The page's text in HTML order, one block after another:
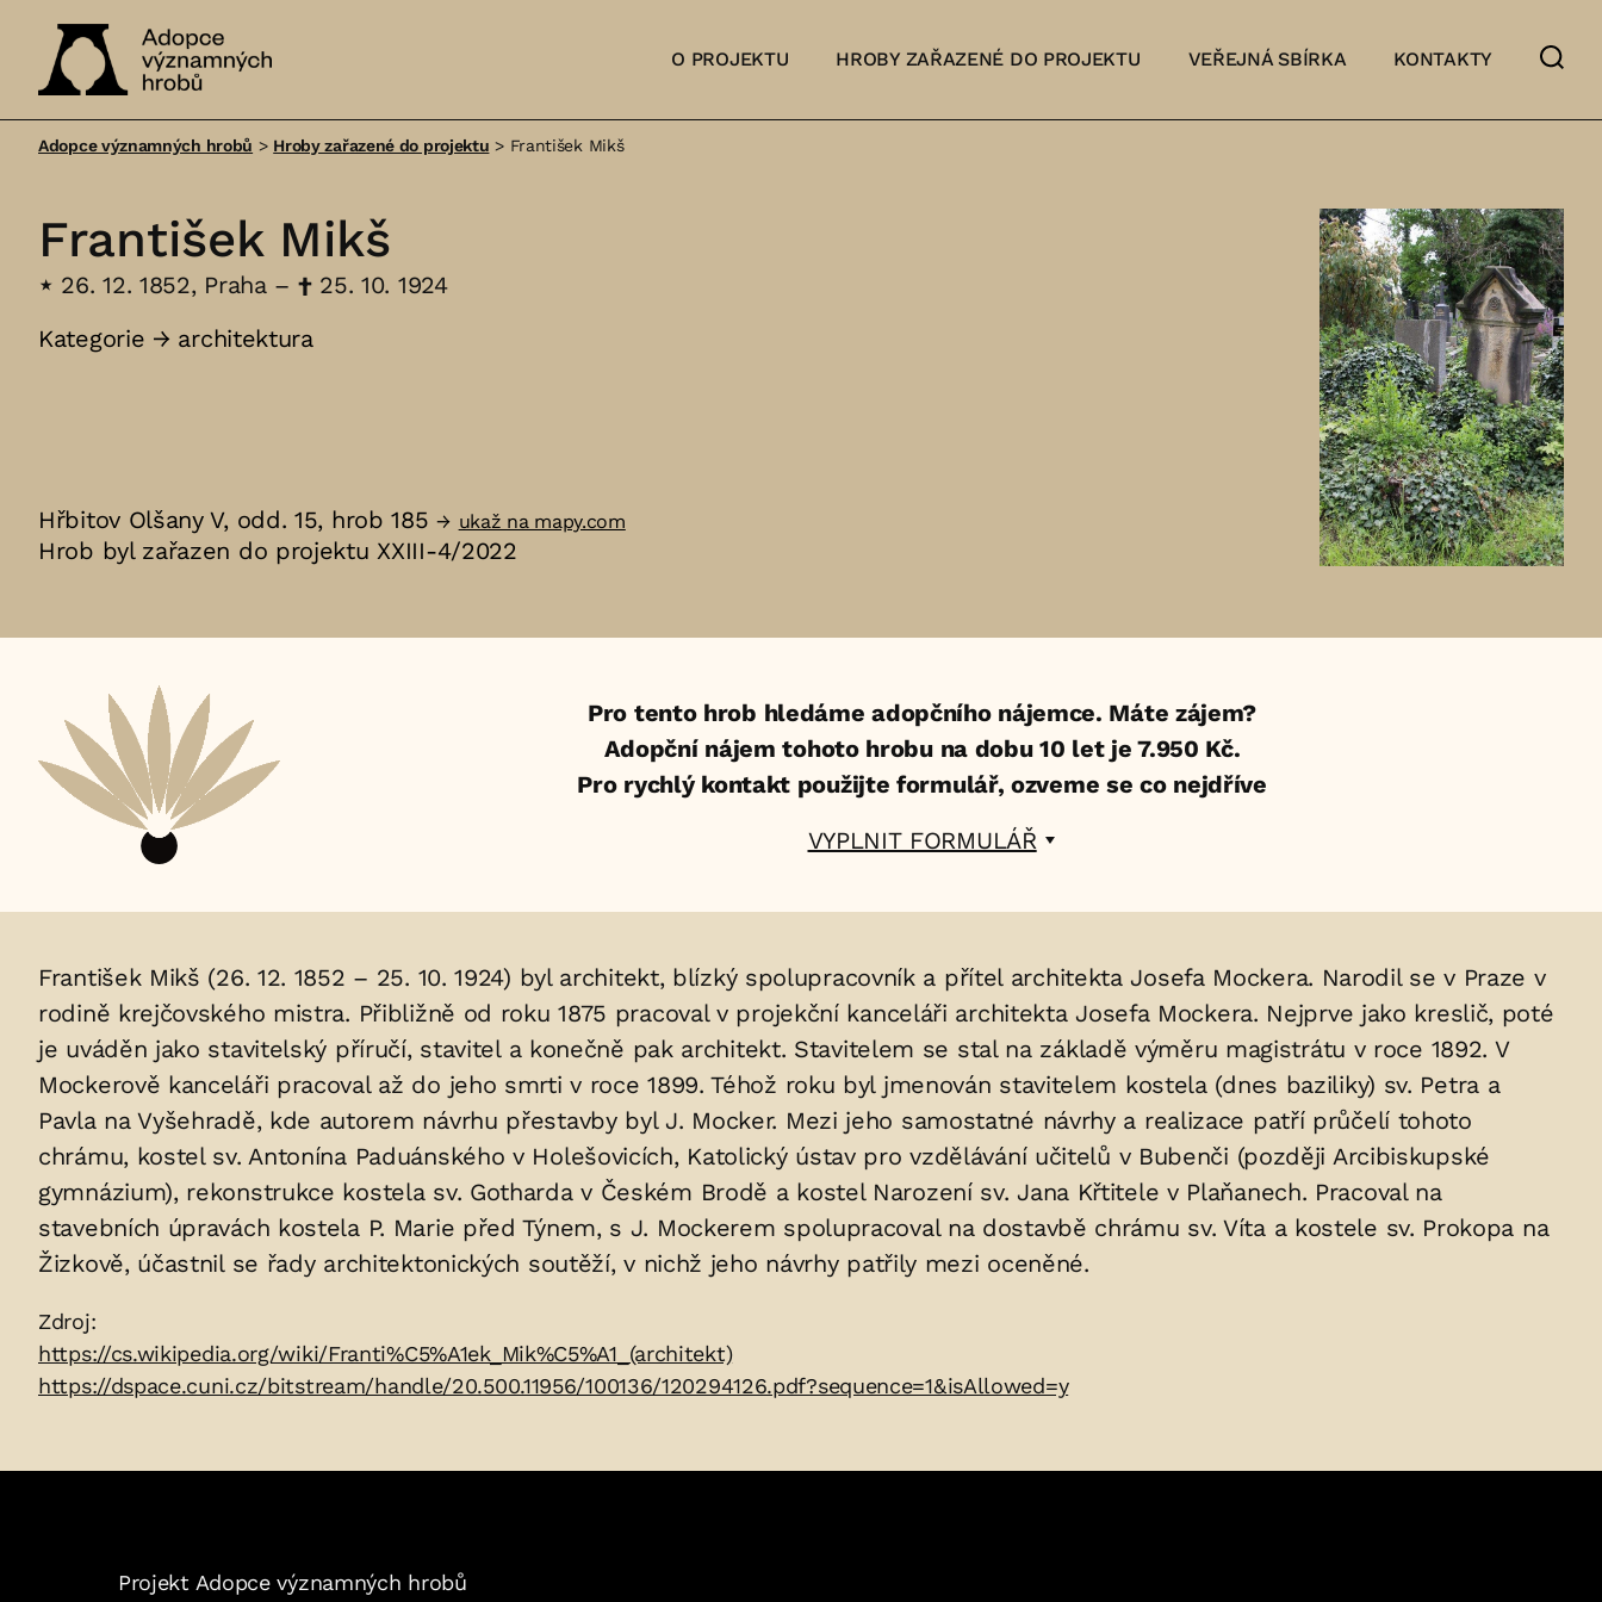
významných
O PROJEKTU HROBY ZAŘAZENÉ DO PROJEKTU VEŘEJNÁ SBÍRKA KONTAKTY
Adopce významných hrobů > Hroby zařazené do projektu > František Mikš
František Mikš
⋆ 26. 12. 1852, Praha – †25. 10. 1924
Kategorie → architektura
Hřbitov Olšany V, odd. 15, hrob 185→ ukaž na mapy.com
Hrob byl zařazen do projektu XXIII-4/2022
Pro tento hrob hledáme adopčního nájemce. Máte zájem?
Adopční nájem tohoto hrobu na dobu 10 let je 7.950 Kč.
Pro rychlý kontakt použijte formulář, ozveme se co nejdříve
VYPLNIT FORMULÁŘ
Životopis
osoby/osob
uložených
v
hrobu:
František Mikš (26. 12. 1852 – 25. 10. 1924) byl architekt, blízký spolupracovník a přítel architekta Josefa Mockera. Narodil se v Praze v
rodině krejčovského mistra. Přibližně od roku 1875 pracoval v projekční kanceláři architekta Josefa Mockera. Nejprve jako kreslič, poté
je uváděn jako stavitelský příručí, stavitel a konečně pak architekt. Stavitelem se stal na základě výměru magistrátu v roce 1892. V
Mockerově kanceláři pracoval až do jeho smrti v roce 1899. Téhož roku byl jmenován stavitelem kostela (dnes baziliky) sv. Petra a
Pavla na Vyšehradě, kde autorem návrhu přestavby byl J. Mocker. Mezi jeho samostatné návrhy a realizace patří průčelí tohoto
chrámu, kostel sv. Antonína Paduánského v Holešovicích, Katolický ústav pro vzdělávání učitelů v Bubenči (později Arcibiskupské
gymnázium), rekonstrukce kostela sv. Gotharda v Českém Brodě a kostel Narození sv. Jana Křtitele v Plaňanech. Pracoval na
stavebních úpravách kostela P. Marie před Týnem, s J. Mockerem spolupracoval na dostavbě chrámu sv. Víta a kostele sv. Prokopa na
Žizkově, účastnil se řady architektonických soutěží, v nichž jeho návrhy patřily mezi oceněné.
Zdroje:
Zdroj:
https://cs.wikipedia.org/wiki/Franti%C5%A1ek_Mik%C5%A1_(architekt)
https://dspace.cuni.cz/bitstream/handle/20.500.11956/100136/120294126.pdf?sequence=1&isAllowed=y
Projekt Adopce významných hrobů